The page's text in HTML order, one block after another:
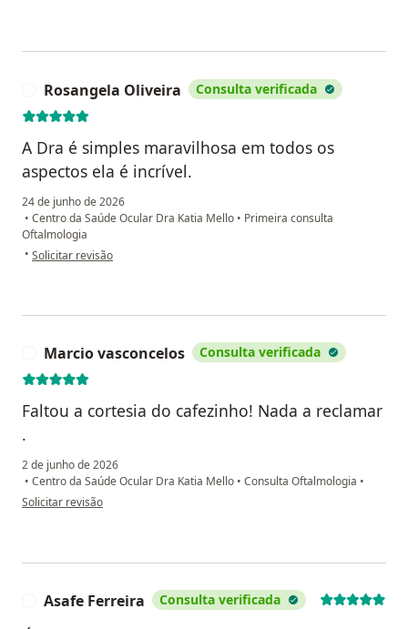
Rosangela Oliveira Consulta verificada
A Dra é simples maravilhosa em todos os
aspectos ela é incrível.
24 de junho de 2026
• Centro da Saúde Ocular Dra Katia Mello • Primeira consulta
Oftalmologia
• na opinião do utilizador Rosangela Oliveira
Solicitar revisão
Marcio vasconcelos Consulta verificada
Faltou a cortesia do cafezinho! Nada a reclamar
.
2 de junho de 2026
• Centro da Saúde Ocular Dra Katia Mello • Consulta Oftalmologia •
na opinião do utilizador Marcio vasconcelos
Solicitar revisão
Asafe Ferreira Consulta verificada